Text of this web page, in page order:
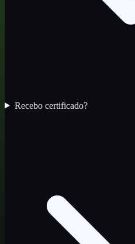
Recebo certificado?